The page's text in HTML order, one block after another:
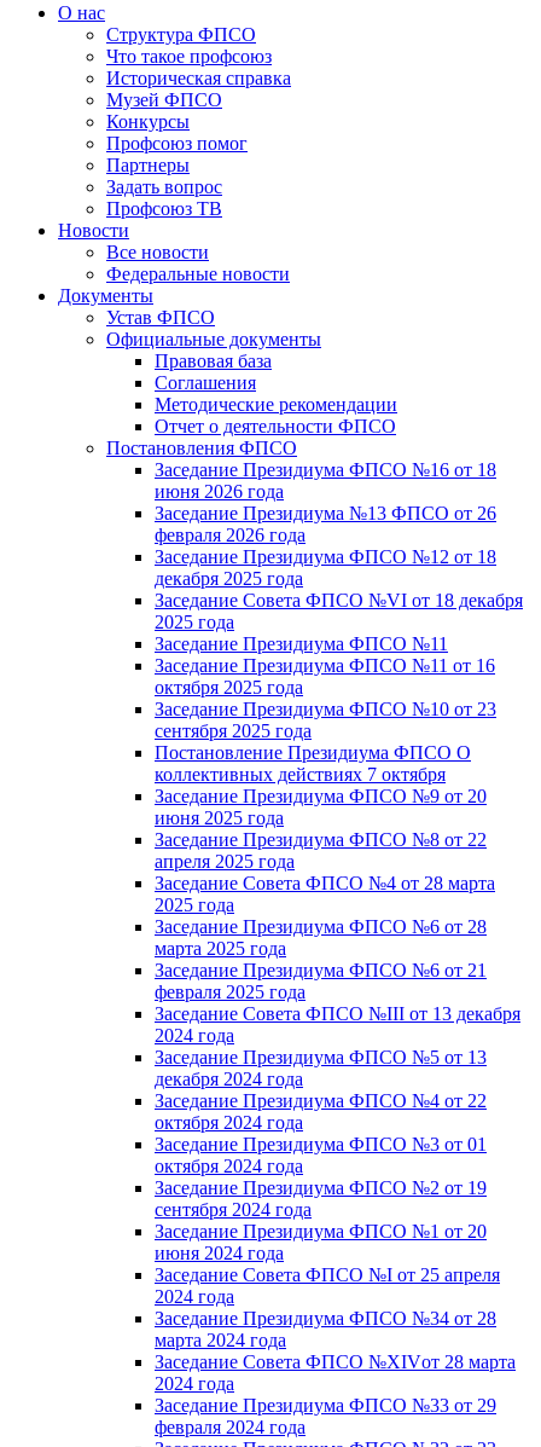
О нас
Структура ФПСО
Что такое профсоюз
Историческая справка
Музей ФПСО
Конкурсы
Профсоюз помог
Партнеры
Задать вопрос
Профсоюз ТВ
Новости
Все новости
Федеральные новости
Документы
Устав ФПСО
Официальные документы
Правовая база
Соглашения
Методические рекомендации
Отчет о деятельности ФПСО
Постановления ФПСО
Заседание Президиума ФПСО №16 от 18
июня 2026 года
Заседание Президиума №13 ФПСО от 26
февраля 2026 года
Заседание Президиума ФПСО №12 от 18
декабря 2025 года
Заседание Совета ФПСО №VI от 18 декабря
2025 года
Заседание Президиума ФПСО №11
Заседание Президиума ФПСО №11 от 16
октября 2025 года
Заседание Президиума ФПСО №10 от 23
сентября 2025 года
Постановление Президиума ФПСО О
коллективных действиях 7 октября
Заседание Президиума ФПСО №9 от 20
июня 2025 года
Заседание Президиума ФПСО №8 от 22
апреля 2025 года
Заседание Совета ФПСО №4 от 28 марта
2025 года
Заседание Президиума ФПСО №6 от 28
марта 2025 года
Заседание Президиума ФПСО №6 от 21
февраля 2025 года
Заседание Совета ФПСО №III от 13 декабря
2024 года
Заседание Президиума ФПСО №5 от 13
декабря 2024 года
Заседание Президиума ФПСО №4 от 22
октября 2024 года
Заседание Президиума ФПСО №3 от 01
октября 2024 года
Заседание Президиума ФПСО №2 от 19
сентября 2024 года
Заседание Президиума ФПСО №1 от 20
июня 2024 года
Заседание Совета ФПСО №I от 25 апреля
2024 года
Заседание Президиума ФПСО №34 от 28
марта 2024 года
Заседание Совета ФПСО №XIVот 28 марта
2024 года
Заседание Президиума ФПСО №33 от 29
февраля 2024 года